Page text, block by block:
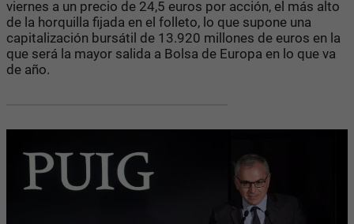
viernes a un precio de 24,5 euros por acción, el más alto
de la horquilla fijada en el folleto, lo que supone una
capitalización bursátil de 13.920 millones de euros en la
que será la mayor salida a Bolsa de Europa en lo que va
de año.